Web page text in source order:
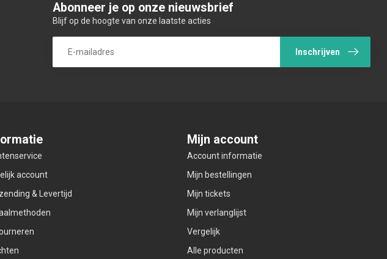
Abonneer je op onze nieuwsbrief
Blijf op de hoogte van onze laatste acties
Inschrijven
account
& Levertijd
Mijn account
Account informatie
Mijn bestellingen
Mijn tickets
Mijn verlanglijst
Vergelijk
Alle producten